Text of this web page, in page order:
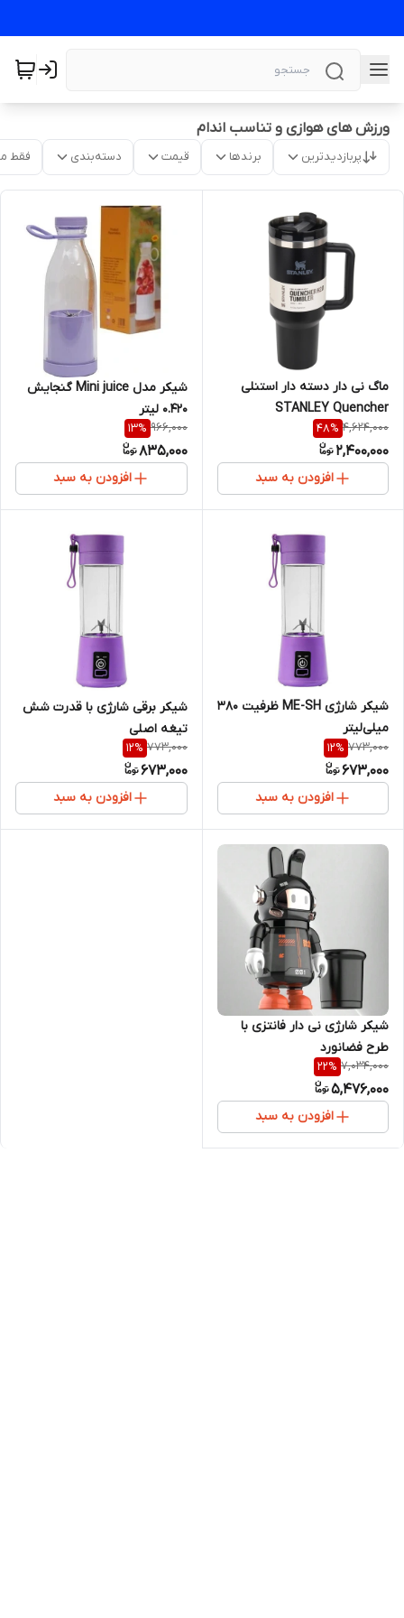
ورزش های هوازی و تناسب اندام
پربازدیدترین برندها قیمت دسته‌بندی فقط
ماگ نی دار دسته دار استنلی
STANLEY Quencher
FlowState Tumbler 1.18L
4,624,000
48%
2,400,000
افزودن به سبد
شیکر مدل Mini juice گنجایش
0.420 لیتر
966,000
13%
835,000
افزودن به سبد
شیکر شارژی ME-SH ظرفیت ۳۸۰
میلی‌لیتر
773,000
12%
673,000
افزودن به سبد
شیکر برقی شارژی با قدرت شش
تیغه اصلی
773,000
12%
673,000
افزودن به سبد
شیکر شارژی نی دار فانتزی با
طرح فضانورد
7,034,000
22%
5,476,000
افزودن به سبد